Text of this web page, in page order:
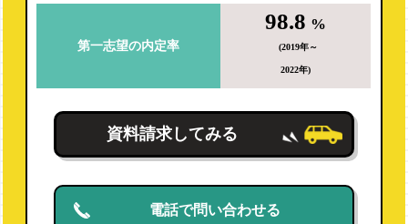
第一志望の内定率
98.8 %
(2019年～
2022年)
資料請求してみる
電話で問い合わせる